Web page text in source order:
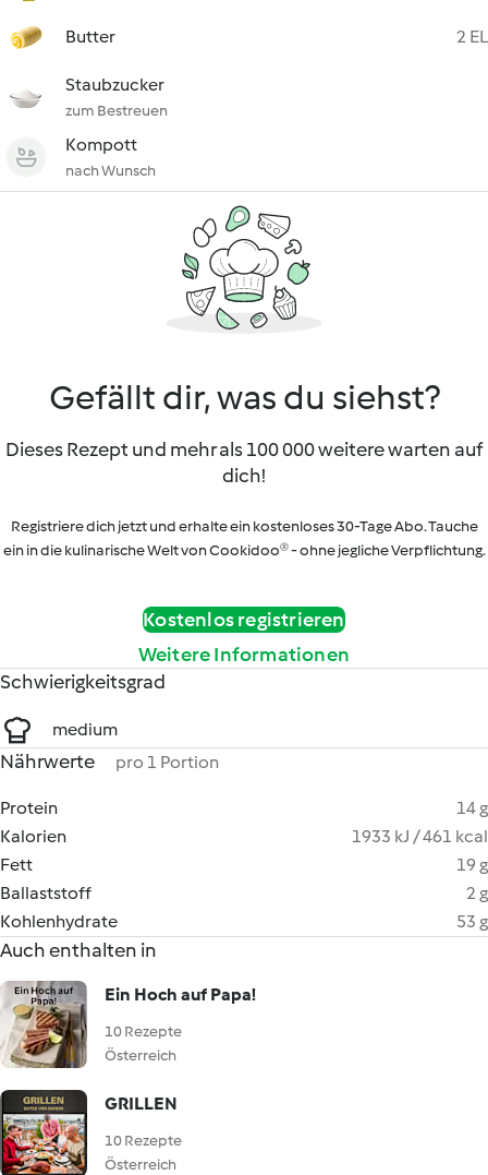
Butter 2 EL
Staubzucker
zum Bestreuen
Kompott
nach Wunsch
Gefällt dir, was du siehst?
Dieses Rezept und mehr als 100 000 weitere warten auf
dich!
Registriere dich jetzt und erhalte ein kostenloses 30-Tage Abo. Tauche
ein in die kulinarische Welt von Cookidoo® - ohne jegliche Verpflichtung.
Kostenlos registrieren
Weitere Informationen
Schwierigkeitsgrad
medium
Nährwerte pro 1 Portion
Protein
14 g
Kalorien
1933 kJ / 461 kcal
Fett
19 g
Ballaststoff
2 g
Kohlenhydrate
53 g
Auch enthalten in
Ein Hoch auf Papa!
10 Rezepte
Österreich
GRILLEN
10 Rezepte
Österreich